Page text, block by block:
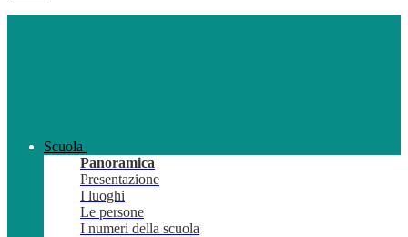
Scuola
Panoramica
Presentazione
I luoghi
Le persone
I numeri della scuola